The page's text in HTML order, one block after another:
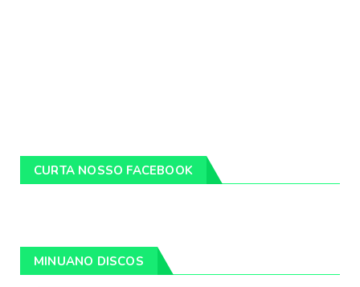
CURTA NOSSO FACEBOOK
MINUANO DISCOS